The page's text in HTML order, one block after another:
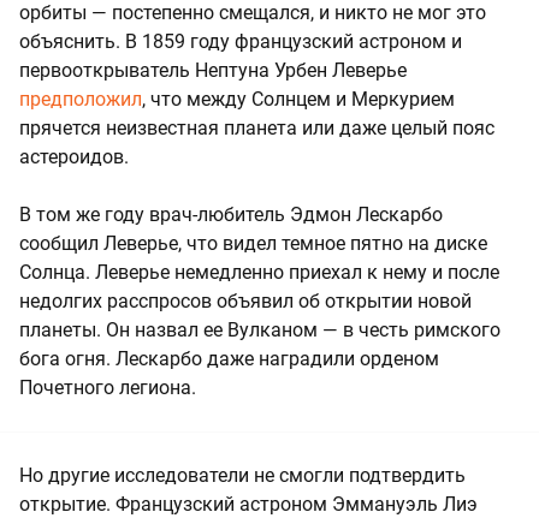
орбиты — постепенно смещался, и никто не мог это
объяснить. В 1859 году французский астроном и
первооткрыватель Нептуна Урбен Леверье
предположил, что между Солнцем и Меркурием
прячется неизвестная планета или даже целый пояс
астероидов.
В том же году врач-любитель Эдмон Лескарбо
сообщил Леверье, что видел темное пятно на диске
Солнца. Леверье немедленно приехал к нему и после
недолгих расспросов объявил об открытии новой
планеты. Он назвал ее Вулканом — в честь римского
бога огня. Лескарбо даже наградили орденом
Почетного легиона.
Но другие исследователи не смогли подтвердить
открытие. Французский астроном Эммануэль Лиэ